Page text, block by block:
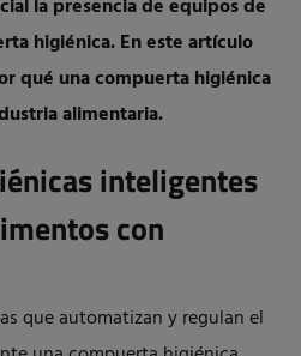
la presencia de equipos de
higiénica. En este artículo
qué una compuerta higiénica
alimentaria.
inteligentes
con
que automatizan y regulan el